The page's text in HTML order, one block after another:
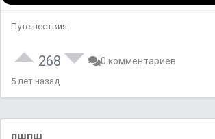
Путешествия
268 0 комментариев
5 лет назад
пшпш